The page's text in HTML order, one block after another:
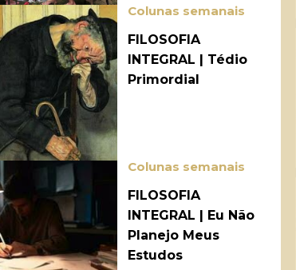
Colunas semanais
FILOSOFIA
INTEGRAL | Tédio
Primordial
Colunas semanais
FILOSOFIA
INTEGRAL | Eu Não
Planejo Meus
Estudos